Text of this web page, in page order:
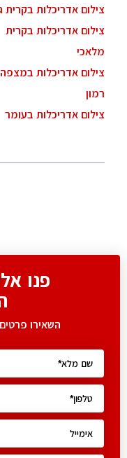
צילום אדריכלות בקרית
צילום אדריכלות בקרית
מלאכי
צילום אדריכלות במצפה
רמון
צילום אדריכלות בעומר
פנו
השאירו